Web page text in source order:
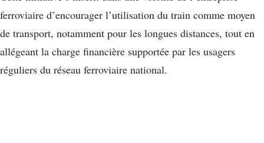
ferroviaire d’encourager l’utilisation du train comme moyen
de transport, notamment pour les longues distances, tout en
allégeant la charge financière supportée par les usagers
réguliers du réseau ferroviaire national.